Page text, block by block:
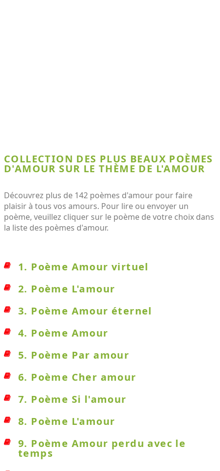
COLLECTION DES PLUS BEAUX POÈMES
D'AMOUR SUR LE THÈME DE L'AMOUR
Découvrez plus de 142 poèmes d'amour pour faire
plaisir à tous vos amours. Pour lire ou envoyer un
poème, veuillez cliquer sur le poème de votre choix dans
la liste des poèmes d'amour.
1. Poème Amour virtuel
2. Poème L'amour
3. Poème Amour éternel
4. Poème Amour
5. Poème Par amour
6. Poème Cher amour
7. Poème Si l'amour
8. Poème L'amour
9. Poème Amour perdu avec le
temps